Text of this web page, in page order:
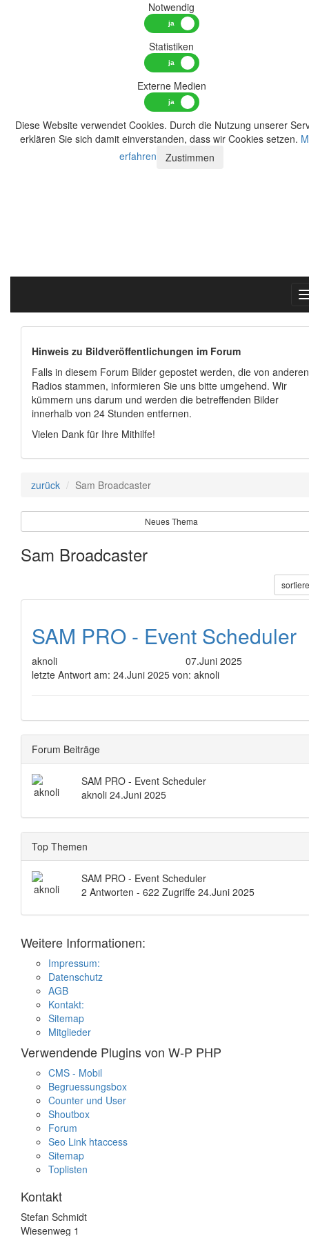
Notwendig
Statistiken
Externe Medien
Diese Website verwendet Cookies. Durch die Nutzung unserer
erklären Sie sich damit einverstanden, dass wir Cookies setzen.
erfahren
Zustimmen
Hinweis zu Bildveröffentlichungen im Forum
Falls in diesem Forum Bilder gepostet werden, die von anderen
Radios stammen, informieren Sie uns bitte umgehend. Wir
kümmern uns darum und werden die betreffenden Bilder
innerhalb von 24 Stunden entfernen.
Vielen Dank für Ihre Mithilfe!
zurück Sam Broadcaster
Neues Thema
Sam Broadcaster
SAM PRO - Event Scheduler
aknoli
07.Juni 2025
letzte Antwort am: 24.Juni 2025 von: aknoli
Forum Beiträge
SAM PRO - Event Scheduler
aknoli24.Juni 2025
Top Themen
SAM PRO - Event Scheduler
2 Antworten - 622 Zugriffe 24.Juni 2025
Weitere Informationen:
Impressum:
Datenschutz
AGB
Kontakt:
Sitemap
Mitglieder
Verwendende Plugins von W-P PHP
CMS - Mobil
Begruessungsbox
Counter und User
Shoutbox
Forum
Seo Link htaccess
Sitemap
Toplisten
Kontakt
Stefan Schmidt
Wiesenweg 1